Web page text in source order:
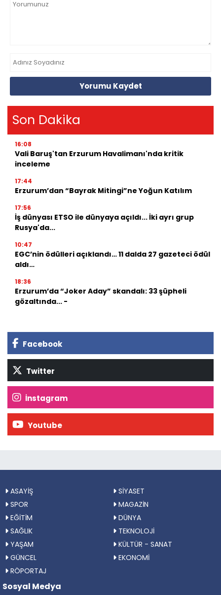
Yorumu Kaydet
Son Dakika
16:08
Vali Baruş'tan Erzurum Havalimanı'nda kritik
inceleme
17:44
Erzurum’dan “Bayrak Mitingi”ne Yoğun Katılım
17:56
İş dünyası ETSO ile dünyaya açıldı... İki ayrı grup
Rusya'da...
10:47
EGC’nin ödülleri açıklandı… 11 dalda 27 gazeteci ödül
aldı…
18:36
Erzurum’da “Joker Aday” skandalı: 33 şüpheli
gözaltında... -
Facebook
Twitter
İnstagram
Youtube
ASAYİŞ
SİYASET
SPOR
MAGAZİN
EĞİTİM
DÜNYA
SAĞLIK
TEKNOLOJİ
YAŞAM
KÜLTÜR - SANAT
GÜNCEL
EKONOMİ
RÖPORTAJ
Sosyal Medya